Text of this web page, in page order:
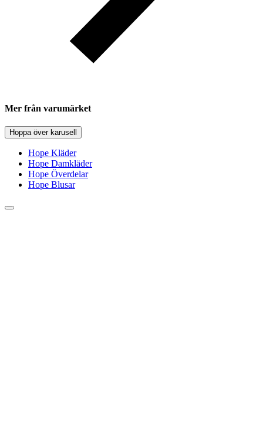
Mer från varumärket
Hoppa över karusell
Hope Kläder
Hope Damkläder
Hope Överdelar
Hope Blusar